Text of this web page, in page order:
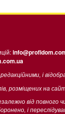
і
розміщених на
від повного
і